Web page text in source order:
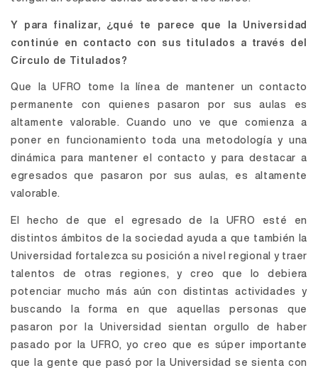
Y para finalizar, ¿qué te parece que la Universidad
continúe en contacto con sus titulados a través del
Círculo de Titulados?
Que la UFRO tome la línea de mantener un contacto
permanente con quienes pasaron por sus aulas es
altamente valorable. Cuando uno ve que comienza a
poner en funcionamiento toda una metodología y una
dinámica para mantener el contacto y para destacar a
egresados que pasaron por sus aulas, es altamente
valorable.
El hecho de que el egresado de la UFRO esté en
distintos ámbitos de la sociedad ayuda a que también la
Universidad fortalezca su posición a nivel regional y traer
talentos de otras regiones, y creo que lo debiera
potenciar mucho más aún con distintas actividades y
buscando la forma en que aquellas personas que
pasaron por la Universidad sientan orgullo de haber
pasado por la UFRO, yo creo que es súper importante
que la gente que pasó por la Universidad se sienta con